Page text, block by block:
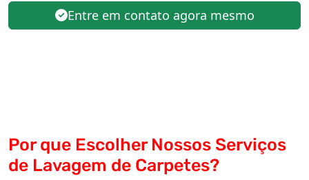
Entre em contato agora mesmo
Por que Escolher Nossos Serviços
de Lavagem de Carpetes?